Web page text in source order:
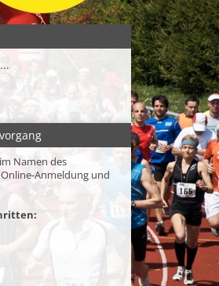
Namen des
Anmeldung und